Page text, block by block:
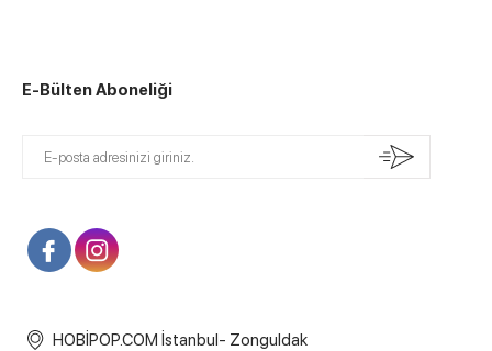
E-Bülten Aboneliği
HOBİPOP.COM İstanbul- Zonguldak